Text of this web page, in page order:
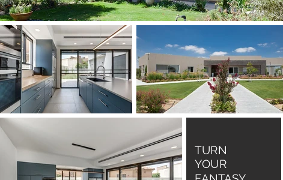
TURN
YOUR